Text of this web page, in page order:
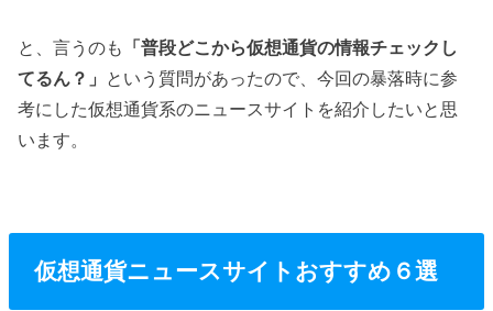
と、言うのも
「普段どこから仮想通貨の情報チェックし
てるん？」 という質問があったので、今回の暴落時に参
考にした仮想通貨系のニュースサイトを紹介したいと思
います。
仮想通貨ニュースサイトおすすめ６選